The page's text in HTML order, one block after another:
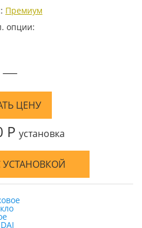
Премиум
опции:
—
ЦЕНУ
Р установка
УСТАНОВКОЙ